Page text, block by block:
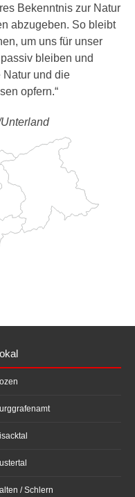
Bekenntnis zur Natur
abzugeben. So bleibt
um uns für unser
bleiben und
Natur und die
opfern.“
/ Schlern